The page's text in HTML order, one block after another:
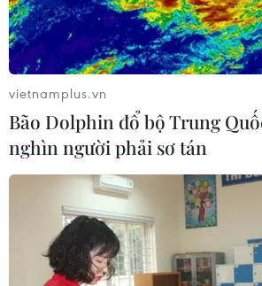
Quảng Ninh khắc phục hậu
thiệt hại ước khoảng 20 tỷ
05/07/2026 12:49
vietnamplus.vn
Bão Dolphin đổ bộ Trung
nghìn người phải sơ tán